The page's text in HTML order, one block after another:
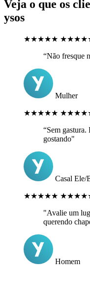
Veja o que os
ysos
★★★★★
“Não fresque
Mulher
★★★★★
“Sem gastura.
gostando"
Casal Ele/
★★★★★
"Avalie um
querendo
Homem